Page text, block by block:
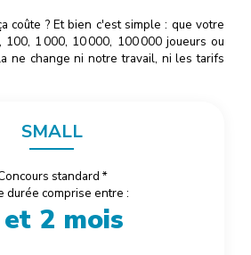
coûte ? Et bien c'est simple : que votre
100, 1000, 10000, 100000joueurs ou
ne change ni notre travail, ni les tarifs
SMALL
standard *
durée comprise entre :
2 mois